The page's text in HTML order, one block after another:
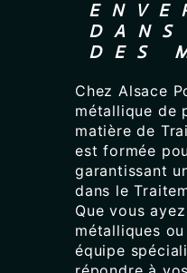
DES
Chez Alsace
métallique de
matière de
est formée
garantissant
dans le
Que vous
métalliques
équipe